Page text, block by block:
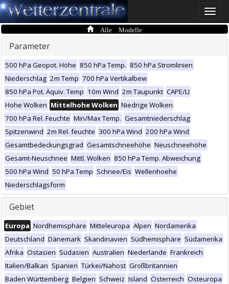
Toggle
Alle Modelle
Parameter
500 hPa Geopot. Höhe 850 hPa Temp. 850 hPa Stromlinien
Niederschlag 2m Temp 700 hPa Vertikalbew
850 hPa Pot. Äquiv. Temp 10m Wind 2m Taupunkt CAPE/LI
Hohe Wolken Mittelhohe Wolken Niedrige Wolken
700 hPa Rel. Feuchte Min/Max Temp. Gesamtniederschlag
Spitzenwind 2m Rel. feuchte 300 hPa Wind 200 hPa Wind
Gesamtbedeckungsgrad Gesamtschneehöhe Neuschneehöhe
Gesamt-Neuschnee Mittl. Wolken 850 hPa Temp. Abweichung
500 hPa Wind 50 hPa Temp Schnee/Eis Wellenhoehe
Niederschlagsform
Gebiet
Europa Nordhemisphäre Mitteleuropa Alpen Nordamerika
Deutschland Dänemark Skandinavien Südhemisphäre Südamerika
Afrika Ostasien Südasien Australien Niederlande Frankreich
Italien/Balkan Spanien Türkei/Nahost Großbritannien
Baden Württemberg Belgien Schweiz Island Österreich Osteuropa